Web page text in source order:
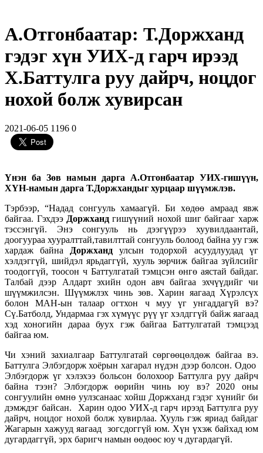
А.Отгонбаатар: Т.Доржханд
гэдэг хүн УИХ-д гарч ирээд
Х.Баттулга руу дайрч, ноцдог
нохой болж хувирсан
2021-06-05 1196 0
Үнэн ба Зөв намын дарга А.Отгонбаатар УИХ-гишүүн,
ХҮН-намын дарга Т.Доржхандыг хурцаар шүүмжлэв.
Тэрбээр, “Надад сонгууль хамаагүй. Би хөдөө амраад явж
байгаа. Гэхдээ Доржханд гишүүний нохой шиг байгааг харж
тэссэнгүй. Энэ сонгууль нь дээгүүрээ хуувилдаантай,
доогуураа хууралттай,тавилттай сонгууль болоод байна уу гэж
хардаж байна
Доржханд улсын тодорхой асуудлуудад үг
хэлдэггүй, шийдэл ярьдаггүй, хууль зөрчиж байгаа зүйлсийг
тоодоггүй, тоосон ч Баттулгатай тэмцсэн өнгө аястай байдаг.
Талбай дээр Алдарт эхийн одон авч байгаа эхчүүдийг чи
шүүмжилсэн. Шүүмжлэх чинь зөв. Харин яагаад Хүрэлсүх
болон МАН-ын талаар огтхон ч муу үг унгаддагүй вэ?
Сү.Батболд, Ундармаа гэх хүмүүс рүү үг хэлдггүй байж яагаад
хэд хоногийн дараа буух гэж байгаа Баттулгатай тэмцээд
байгаа юм.
Чи хэний захиалгаар Баттулгатай сөргөөцөлдөж байгаа вэ.
Баттулга Элбэгдорж хоёрын хагарал нүдэн дээр болсон. Одоо
Элбэгдорж үг хэлэхээ больсон болохоор Баттулга руу дайрч
байна тээн? Элбэгдорж өөрийн чинь юу вэ? 2020 оны
сонгуулийн өмнө уулзсанаас хойш Доржханд гэдэг хүнийг би
дэмждэг байсан. Харин одоо УИХ-д гарч ирээд Баттулга руу
дайрч, ноцдог нохой болж хувирлаа. Хууль гэж яриад байдаг
Жагарын хажууд яагаад зогсдоггүй юм. Хүн үхэж байхад юм
дугардаггүй, эрх баригч намын өөдөөс юу ч дугардагүй.